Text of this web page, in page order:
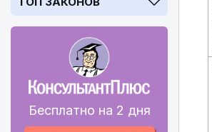
Бесплатно на 2 дня